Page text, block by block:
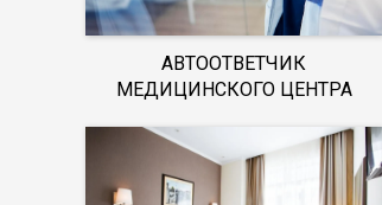
АВТООТВЕТЧИК
МЕДИЦИНСКОГО ЦЕНТРА